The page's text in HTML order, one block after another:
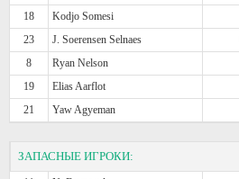
18
Kodjo Somesi
23
J. Soerensen Selnaes
8
Ryan Nelson
19
Elias Aarflot
21
Yaw Agyeman
ЗАПАСНЫЕ ИГРОКИ: